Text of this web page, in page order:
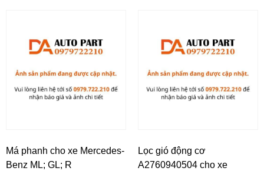
Má phanh cho xe Mercedes-
Benz ML; GL; R
Lọc gió động cơ
A2760940504 cho xe